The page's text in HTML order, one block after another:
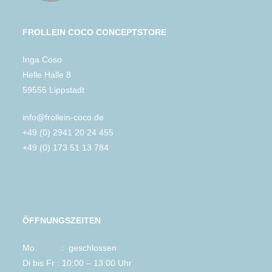
FROLLEIN COCO CONCEPTSTORE
Inga Coso
Helle Halle 8
59555 Lippstadt
info@frollein-coco.de
+49 (0) 2941 20 24 455
+49 (0) 173 51 13 784
ÖFFNUNGSZEITEN
Mo. : geschlossen
Di bis Fr : 10:00 – 13:00 Uhr